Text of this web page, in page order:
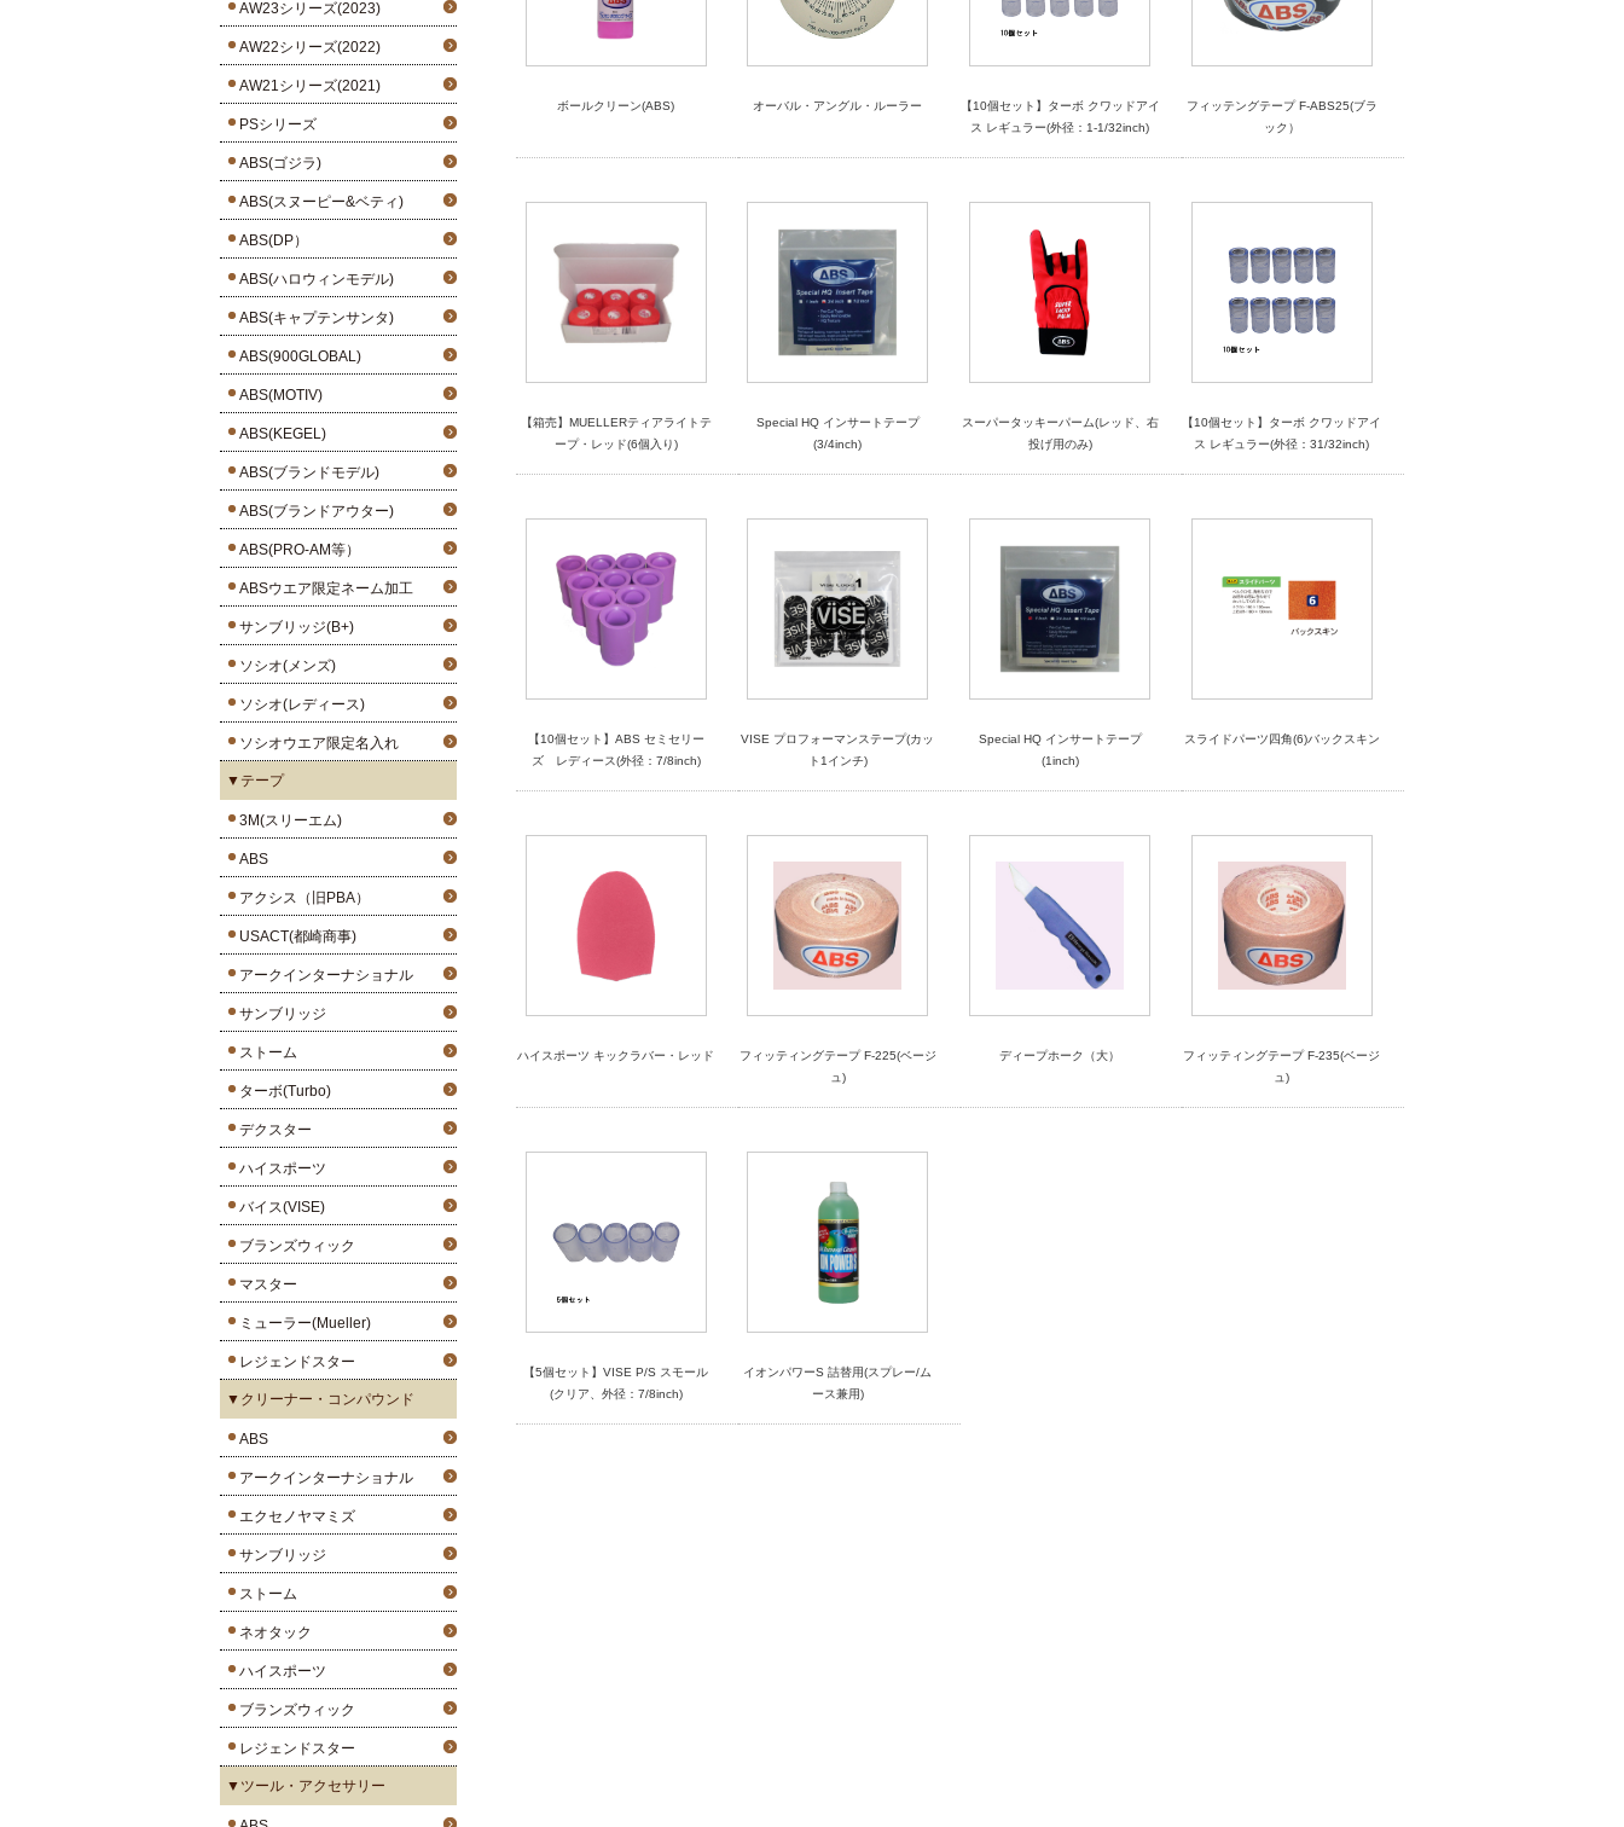
AW23シリーズ(2023)
AW22シリーズ(2022)
AW21シリーズ(2021)
PSシリーズ
ABS(ゴジラ)
ABS(スヌーピー&ベティ)
ABS(DP）
ABS(ハロウィンモデル)
ABS(キャプテンサンタ)
ABS(900GLOBAL)
ABS(MOTIV)
ABS(KEGEL)
ABS(ブランドモデル)
ABS(ブランドアウター)
ABS(PRO-AM等）
ABSウエア限定ネーム加工
サンブリッジ(B+)
ソシオ(メンズ)
ソシオ(レディース)
ソシオウエア限定名入れ
▼テープ
3M(スリーエム)
ABS
アクシス（旧PBA）
USACT(都崎商事)
アークインターナショナル
サンブリッジ
ストーム
ターボ(Turbo)
デクスター
ハイスポーツ
バイス(VISE)
ブランズウィック
マスター
ミューラー(Mueller)
レジェンドスター
▼クリーナー・コンパウンド
ABS
アークインターナショナル
エクセノヤマミズ
サンブリッジ
ストーム
ネオタック
ハイスポーツ
ブランズウィック
レジェンドスター
▼ツール・アクセサリー
ボールクリーン(ABS) オーバル・アングル・ルーラー
【10個セット】ターボ クワッドアイ
ス レギュラー(外径：1-1/32inch)
フィッテングテープ F-ABS25(ブラ
ック）
【箱売】MUELLERティアライトテ
ープ・レッド(6個入り)
Special HQ インサートテープ
(3/4inch)
スーパータッキーパーム(レッド、右
投げ用のみ)
【10個セット】ターボ クワッドアイ
ス レギュラー(外径：31/32inch)
【10個セット】ABS セミセリー
ズ レディース(外径：7/8inch)
VISE プロフォーマンステープ(カッ
ト1インチ)
Special HQ インサートテープ
(1inch)
スライドパーツ四角(6)バックスキン
ハイスポーツ キックラバー・レッド
フィッティングテープ F-225(ベージ
ュ)
ディープホーク（大）
フィッティングテープ F-235(ベージ
ュ)
【5個セット】VISE P/S スモール
(クリア、外径：7/8inch)
イオンパワーS 詰替用(スプレー/ム
ース兼用)